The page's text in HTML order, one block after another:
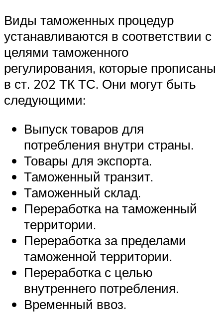
Виды таможенных процедур
устанавливаются в соответствии с
целями таможенного
регулирования, которые прописаны
в ст. 202 ТК ТС. Они могут быть
следующими:
Выпуск товаров для
потребления внутри страны.
Товары для экспорта.
Таможенный транзит.
Таможенный склад.
Переработка на таможенный
территории.
Переработка за пределами
таможенной территории.
Переработка с целью
внутреннего потребления.
Временный ввоз.